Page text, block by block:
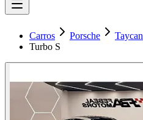
Carros Porsche
Taycan
Turbo S